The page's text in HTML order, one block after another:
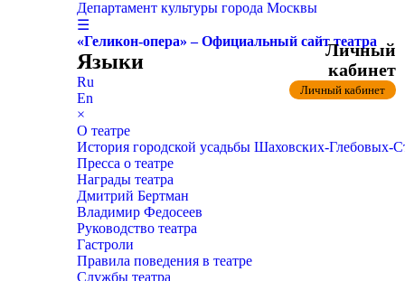
Департамент культуры города Москвы
☰
«Геликон-опера» – Официальный сайт театра
Языки
Ru
En
×
О театре
История городской усадьбы Шаховских-
Пресса о театре
Награды театра
Дмитрий Бертман
Владимир Федосеев
Руководство театра
Гастроли
Правила поведения в театре
Службы театра
Личный
кабинет
Личный кабинет